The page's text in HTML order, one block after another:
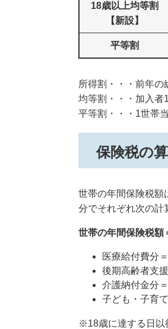
18歳以上均等割
【新設】
平等割
所得割・・・前年
均等割・・・加入者
平等割・・・1世帯
保険税の
世帯の年間保険税額
分でそれぞれ次の計
世帯の年間保険税額
医療給付費分
後期高齢者支
介護納付金分
子ども・子育
※18歳に達する日以